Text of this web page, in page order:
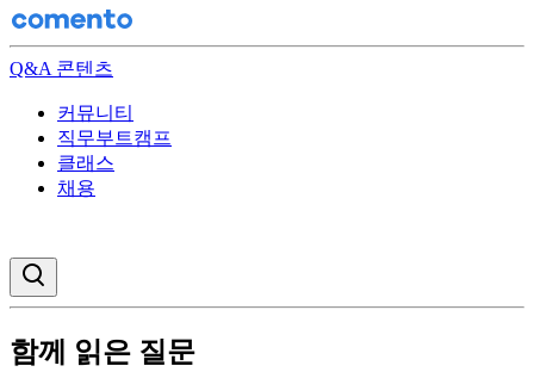
Q&A 콘텐츠
커뮤니티
직무부트캠프
클래스
채용
함께 읽은 질문